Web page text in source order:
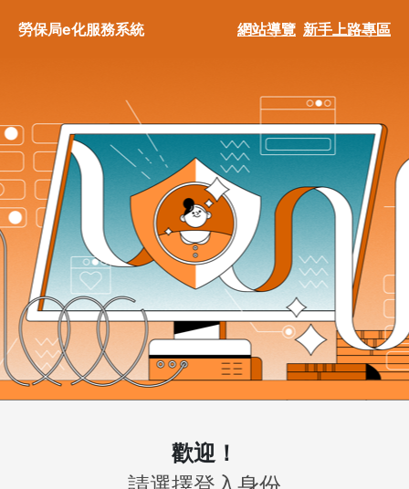
勞保局e化服務系統 網站導覽 新手上路專區
歡迎！